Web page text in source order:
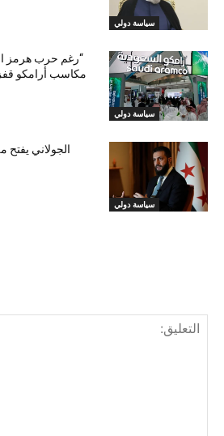
سياسة دولي
سياسة دولي
“رغم حرب هرمز
مكاسب أرامكو قفزت 44% في الربع
سياسة دولي
الجولاني يفتح